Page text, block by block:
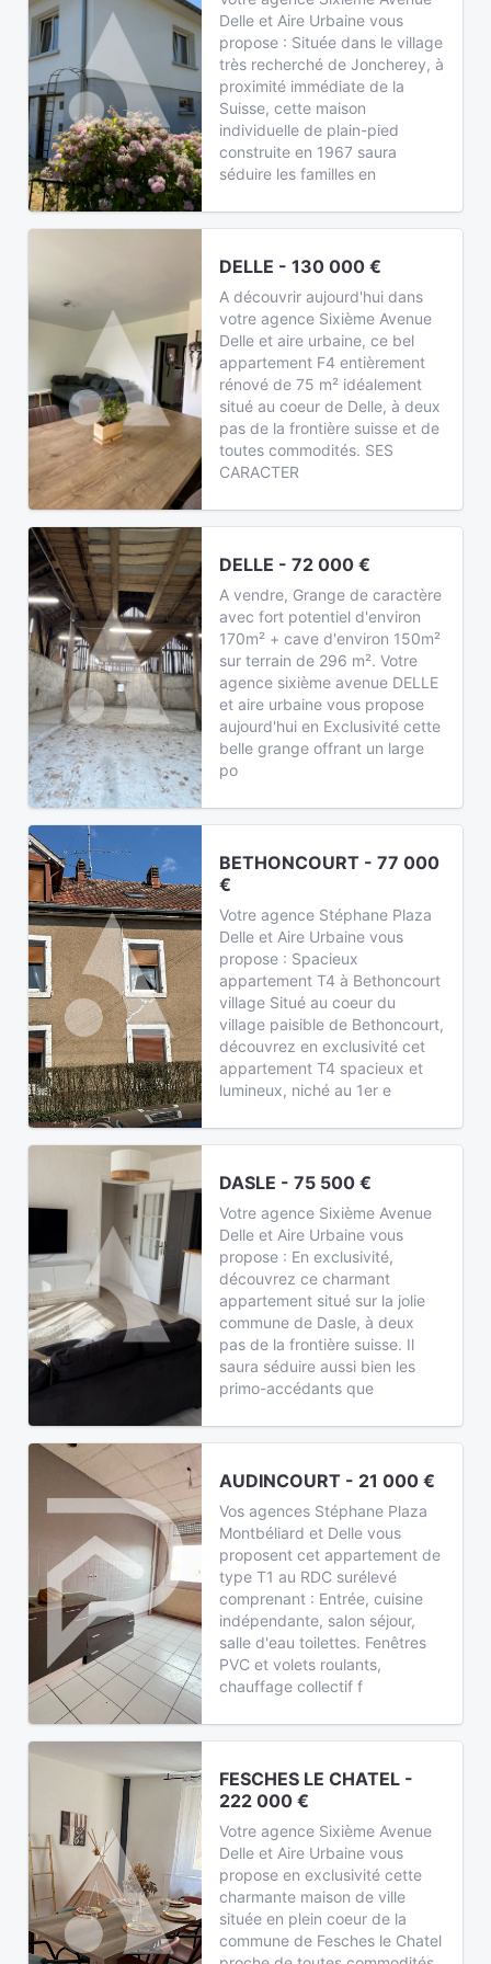
Delle et Aire Urbaine vous
propose : Située dans le village
très recherché de Joncherey, à
proximité immédiate de la
Suisse, cette maison
individuelle de plain-pied
construite en 1967 saura
séduire les familles en
DELLE - 130 000 €
A découvrir aujourd'hui dans
votre agence Sixième Avenue
Delle et aire urbaine, ce bel
appartement F4 entièrement
rénové de 75 m² idéalement
situé au coeur de Delle, à deux
pas de la frontière suisse et de
toutes commodités. SES
CARACTER
DELLE - 72 000 €
A vendre, Grange de caractère
avec fort potentiel d'environ
170m² + cave d'environ 150m²
sur terrain de 296 m². Votre
agence sixième avenue DELLE
et aire urbaine vous propose
aujourd'hui en Exclusivité cette
belle grange offrant un large
po
BETHONCOURT - 77 000
€
Votre agence Stéphane Plaza
Delle et Aire Urbaine vous
propose : Spacieux
appartement T4 à Bethoncourt
village Situé au coeur du
village paisible de Bethoncourt,
découvrez en exclusivité cet
appartement T4 spacieux et
lumineux, niché au 1er e
DASLE - 75 500 €
Votre agence Sixième Avenue
Delle et Aire Urbaine vous
propose : En exclusivité,
découvrez ce charmant
appartement situé sur la jolie
commune de Dasle, à deux
pas de la frontière suisse. Il
saura séduire aussi bien les
primo-accédants que
AUDINCOURT - 21 000 €
Vos agences Stéphane Plaza
Montbéliard et Delle vous
proposent cet appartement de
type T1 au RDC surélevé
comprenant : Entrée, cuisine
indépendante, salon séjour,
salle d'eau toilettes. Fenêtres
PVC et volets roulants,
chauffage collectif f
FESCHES LE CHATEL -
222 000 €
Votre agence Sixième Avenue
Delle et Aire Urbaine vous
propose en exclusivité cette
charmante maison de ville
située en plein coeur de la
commune de Fesches le Chatel